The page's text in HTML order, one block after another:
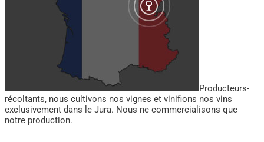
Producteurs-
récoltants, nous cultivons nos vignes et vinifions nos vins
exclusivement dans le Jura. Nous ne commercialisons que
notre production.